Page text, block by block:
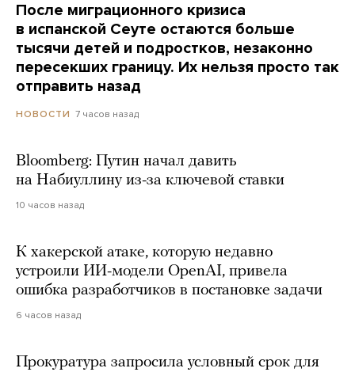
После миграционного кризиса
в испанской Сеуте остаются больше
тысячи детей и подростков, незаконно
пересекших границу. Их нельзя просто так
отправить назад
НОВОСТИ 7 часов назад
Bloomberg: Путин начал давить
на Набиуллину из-за ключевой ставки
10 часов назад
К хакерской атаке, которую недавно
устроили ИИ-модели OpenAI, привела
ошибка разработчиков в постановке задачи
6 часов назад
Прокуратура запросила условный срок для